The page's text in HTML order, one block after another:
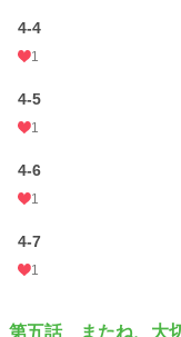
4-4
1
4-5
1
4-6
1
4-7
1
第五話 またね、大